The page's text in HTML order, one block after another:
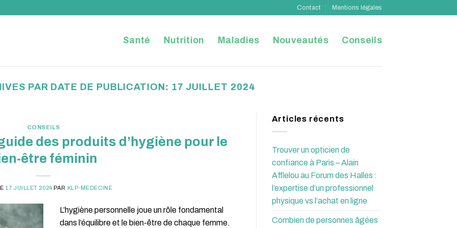
Contact Mentions légales
Santé Nutrition Maladies Nouveautés Conseils
PAR DATE DE PUBLICATION: 17 JUILLET 2024
CONSEILS
des produits d’hygiène pour le
être féminin
17 JUILLET 2024 PAR KLP-MEDECINE
L’hygiène personnelle joue un rôle fondamental
dans l’équilibre et le bien-être de chaque femme.
Articles récents
Trouver un opticien de
confiance à Paris – Alain
Afflelou au Forum des Halles :
l’expertise d’un professionnel
physique vs l’achat en ligne
Combien de personnes âgées